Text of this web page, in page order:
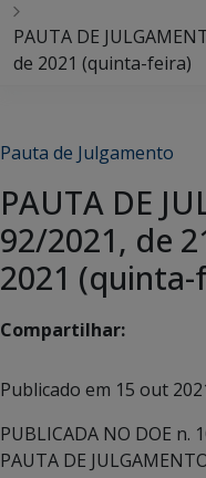
PAUTA DE
de 2021 (quinta-feira)
Pauta de Julgamento
PAUTA DE
92/2021, de
2021
Compartilhar:
Publicado em 15 out
PUBLICADA NO DOE n.
PAUTA DE